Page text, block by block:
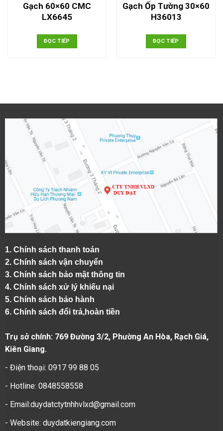
Gạch 60×60 CMC
LX6645
ĐỌC TIẾP
Gạch Ốp Tường 30×60
H36013
ĐỌC TIẾP
1. Chính sách thanh toán
2. Chính sách vận chuyển
3. Chính sách bảo mật thông tin
4. Chính sách xử lý khiếu nại
5. Chính sách bảo hành
6. Chính sách đổi trả,hoàn tiền
Trụ sở chính: 769 Đường 3/2, Phường An Hòa, Rạch Giá,
Kiên Giang.
- Điện thoại: 0917 99 88 05
- Hotline: 0848558558
- Email:duydatctytnhhvlxd@gmail.com
- Website: duydatkiengiang.com